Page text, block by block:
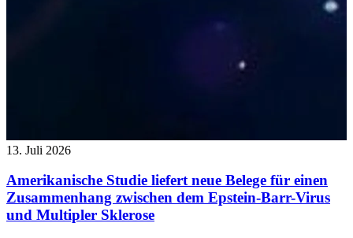
13. Juli 2026
Amerikanische Studie liefert neue Belege für einen
Zusammenhang zwischen dem Epstein-Barr-Virus
und Multipler Sklerose